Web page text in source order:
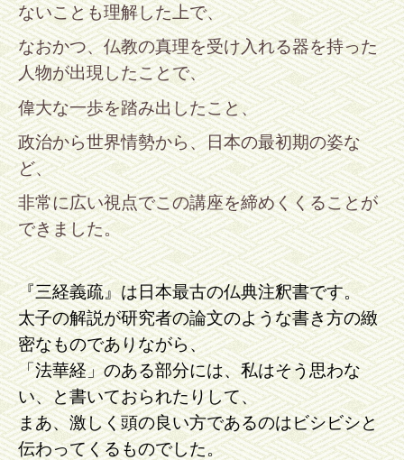
ないことも理解した上で、
なおかつ、仏教の真理を受け入れる器を持った
人物が出現したことで、
偉大な一歩を踏み出したこと、
政治から世界情勢から、日本の最初期の姿な
ど、
非常に広い視点でこの講座を締めくくることが
できました。
『三経義疏』は日本最古の仏典注釈書です。
太子の解説が研究者の論文のような書き方の緻
密なものでありながら、
「法華経」のある部分には、私はそう思わな
い、と書いておられたりして、
まあ、激しく頭の良い方であるのはビシビシと
伝わってくるものでした。